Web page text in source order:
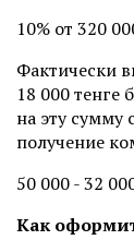
10% от 320
Фактически
18 000 тенге
на эту сумму
получение
50 000 - 32
Как